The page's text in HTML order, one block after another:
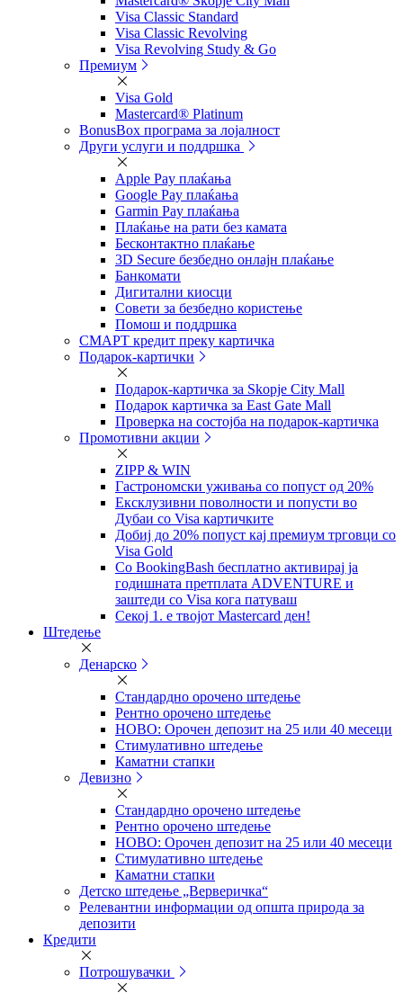
Visa Classic Standard
Visa Classic Revolving
Visa Revolving Study & Go
Премиум
Visa Gold
Mastercard® Platinum
BonusBox програма за лојалност
Други услуги и поддршка
Apple Pay плаќања
Google Pay плаќања
Garmin Pay плаќања
Плаќање на рати без камата
Бесконтактно плаќање
3D Secure безбедно онлајн плаќање
Банкомати
Дигитални киосци
Совети за безбедно користење
Помош и поддршка
СМАРТ кредит преку картичка
Подарок-картички
Подарок-картичка за Skopje City Mall
Подарок картичка за East Gate Mall
Проверка на состојба на подарок-картичка
Промотивни акции
ZIPP & WIN
Гастрономски уживања со попуст од 20%
Eксклузивни поволности и попусти во
Дубаи со Visa картичките
Добиј до 20% попуст кај премиум трговци со
Visa Gold
Со BookingBash бесплатно активирај ја
годишната претплата ADVENTURE и
заштеди со Visa кога патуваш
Секој 1. е твојот Mastercard ден!
Штедење
Денарско
Стандардно орочено штедење
Рентно орочено штедење
НОВО: Орочен депозит на 25 или 40 месеци
Стимулативно штедење
Каматни стапки
Девизно
Стандардно орочено штедење
Рентно орочено штедење
НОВО: Орочен депозит на 25 или 40 месеци
Стимулативно штедење
Каматни стапки
Детско штедење „Верверичка“
Релевантни информации од општа природа за
депозити
Кредити
Потрошувачки